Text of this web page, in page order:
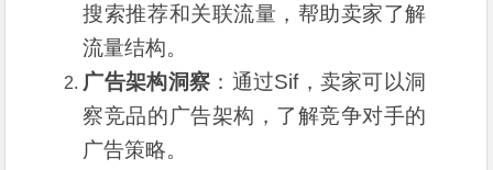
搜索推荐和关联流量，帮助卖家了解
流量结构。
广告架构洞察 ：通过Sif，卖家可以洞
察竞品的广告架构，了解竞争对手的
广告策略。